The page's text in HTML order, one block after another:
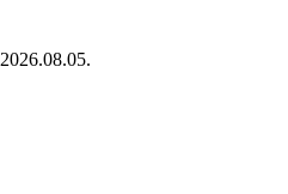
2026.08.05.